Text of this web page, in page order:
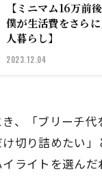
【ミニマム16万前
僕が生活費をさら
人暮らし】
2023.12.04
、「ブリーチ代
切り詰めたい」
ライトを選んだ